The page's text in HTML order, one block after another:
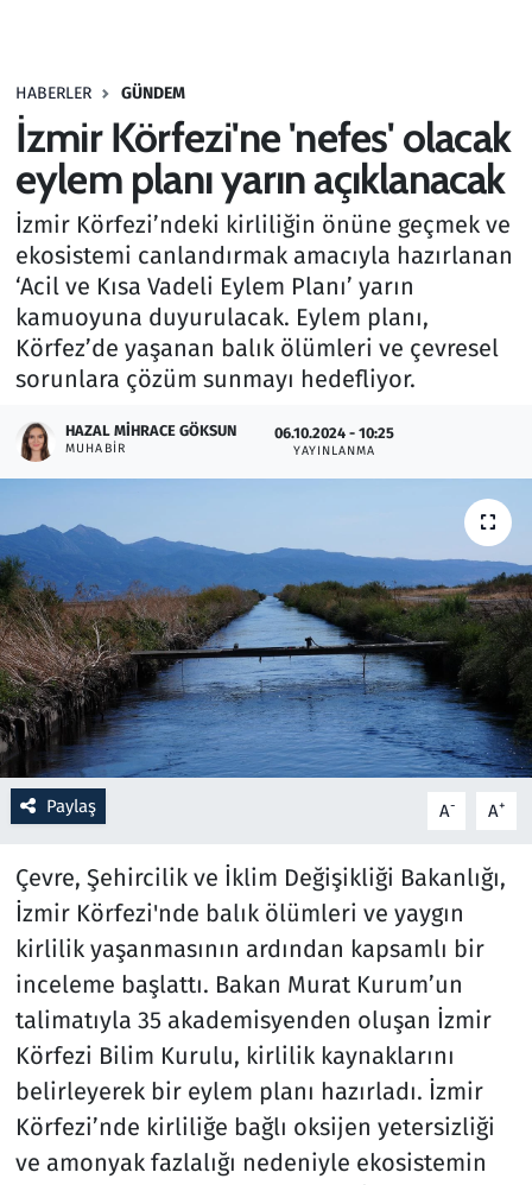
HABERLER GÜNDEM
İzmir Körfezi'ne 'nefes' olacak
eylem planı yarın açıklanacak
İzmir Körfezi’ndeki kirliliğin önüne geçmek ve
ekosistemi canlandırmak amacıyla hazırlanan
‘Acil ve Kısa Vadeli Eylem Planı’ yarın
kamuoyuna duyurulacak. Eylem planı,
Körfez’de yaşanan balık ölümleri ve çevresel
sorunlara çözüm sunmayı hedefliyor.
HAZAL MIHRACE GÖKSUN
MUHABIR
06.10.2024 - 10:25
YAYINLANMA
Paylaş A- A+
Çevre, Şehircilik ve İklim Değişikliği Bakanlığı,
İzmir Körfezi'nde balık ölümleri ve yaygın
kirlilik yaşanmasının ardından kapsamlı bir
inceleme başlattı. Bakan Murat Kurum’un
talimatıyla 35 akademisyenden oluşan İzmir
Körfezi Bilim Kurulu, kirlilik kaynaklarını
belirleyerek bir eylem planı hazırladı. İzmir
Körfezi’nde kirliliğe bağlı oksijen yetersizliği
ve amonyak fazlalığı nedeniyle ekosistemin
Haber
Kültür Sanat
Kurumsal Haberler
Lezzet Durağı
Memur ve Kamu
Ramazan
Resmi İlanlar
Rüya Tabirleri
Sağlık
Savunma Sanayi
Seçim 2023
Spor
Teknoloji ve Bilim
Televizyon